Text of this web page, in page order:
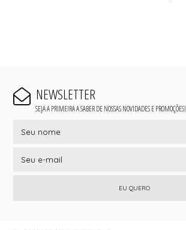
NEWSLETTER
SEJA A PRIMEIRA A SABER DE NOSSAS NOVIDADES E PROMOÇÕES!
EU QUERO